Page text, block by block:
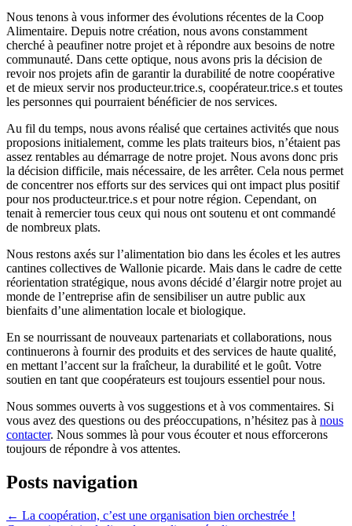
Nous tenons à vous informer des évolutions récentes de la Coop
Alimentaire. Depuis notre création, nous avons constamment
cherché à peaufiner notre projet et à répondre aux besoins de notre
communauté. Dans cette optique, nous avons pris la décision de
revoir nos projets afin de garantir la durabilité de notre coopérative
et de mieux servir nos producteur.trice.s, coopérateur.trice.s et toutes
les personnes qui pourraient bénéficier de nos services.
Au fil du temps, nous avons réalisé que certaines activités que nous
proposions initialement, comme les plats traiteurs bios, n’étaient pas
assez rentables au démarrage de notre projet. Nous avons donc pris
la décision difficile, mais nécessaire, de les arrêter. Cela nous permet
de concentrer nos efforts sur des services qui ont impact plus positif
pour nos producteur.trice.s et pour notre région. Cependant, on
tenait à remercier tous ceux qui nous ont soutenu et ont commandé
de nombreux plats.
Nous restons axés sur l’alimentation bio dans les écoles et les autres
cantines collectives de Wallonie picarde. Mais dans le cadre de cette
réorientation stratégique, nous avons décidé d’élargir notre projet au
monde de l’entreprise afin de sensibiliser un autre public aux
bienfaits d’une alimentation locale et biologique.
En se nourrissant de nouveaux partenariats et collaborations, nous
continuerons à fournir des produits et des services de haute qualité,
en mettant l’accent sur la fraîcheur, la durabilité et le goût. Votre
soutien en tant que coopérateurs est toujours essentiel pour nous.
Nous sommes ouverts à vos suggestions et à vos commentaires. Si
vous avez des questions ou des préoccupations, n’hésitez pas à nous
contacter. Nous sommes là pour vous écouter et nous efforcerons
toujours de répondre à vos attentes.
Posts navigation
← La coopération, c’est une organisation bien orchestrée !